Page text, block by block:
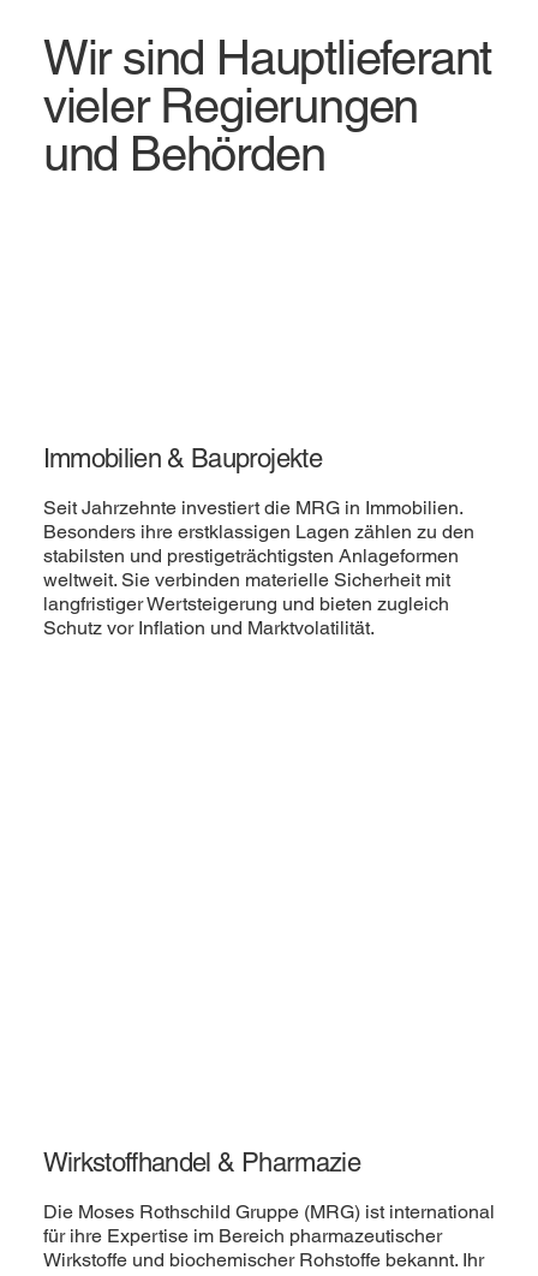
Wir sind Hauptlieferant
vieler Regierungen
und Behörden
Immobilien & Bauprojekte
Seit Jahrzehnte investiert die MRG in Immobilien.
Besonders ihre erstklassigen Lagen zählen zu den
stabilsten und prestigeträchtigsten Anlageformen
weltweit. Sie verbinden materielle Sicherheit mit
langfristiger Wertsteigerung und bieten zugleich
Schutz vor Inflation und Marktvolatilität.
Wirkstoffhandel & Pharmazie
Die Moses Rothschild Gruppe (MRG) ist international
für ihre Expertise im Bereich pharmazeutischer
Wirkstoffe und biochemischer Rohstoffe bekannt. Ihr